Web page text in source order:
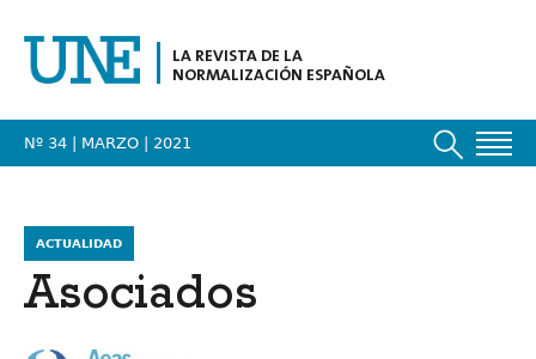
LA REVISTA DE LA
NORMALIZACIÓN ESPAÑOLA
Nº 34 | MARZO | 2021
ACTUALIDAD
Asociados